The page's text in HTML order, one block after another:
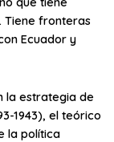
Tiene fronteras
Ecuador y
la estrategia de
1943), el teórico
la política